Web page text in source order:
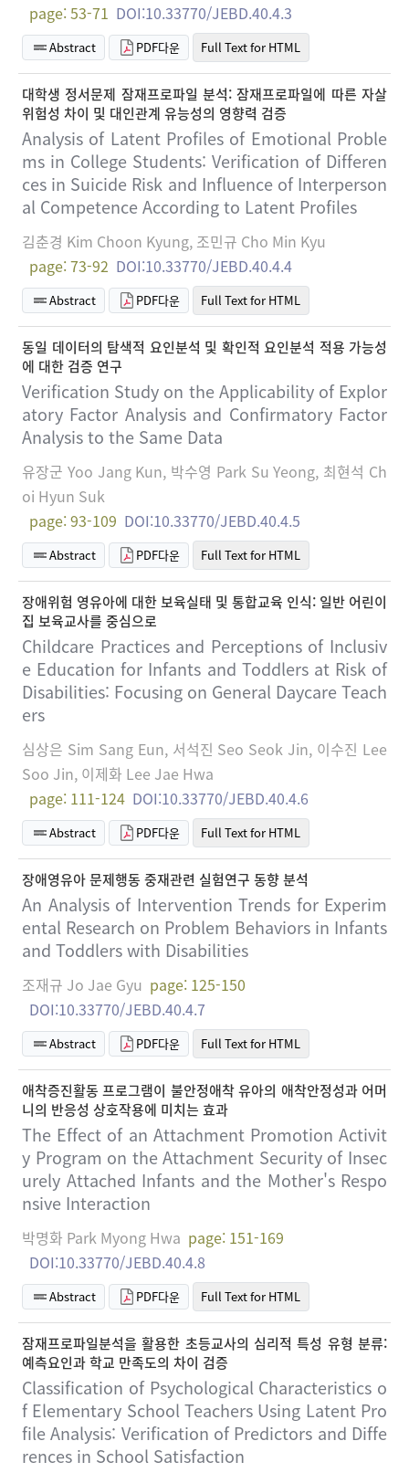
page: 53-71 DOI:10.33770/JEBD.40.4.3
Abstract PDF다운 Full Text for HTML
대학생 정서문제 잠재프로파일 분석: 잠재프로파일에 따른 자살
위험성 차이 및 대인관계 유능성의 영향력 검증
Analysis of Latent Profiles of Emotional Proble
ms in College Students: Verification of Differen
ces in Suicide Risk and Influence of Interperson
al Competence According to Latent Profiles
김춘경 Kim Choon Kyung, 조민규 Cho Min Kyu
page: 73-92 DOI:10.33770/JEBD.40.4.4
Abstract PDF다운 Full Text for HTML
동일 데이터의 탐색적 요인분석 및 확인적 요인분석 적용 가능성
에 대한 검증 연구
Verification Study on the Applicability of Explor
atory Factor Analysis and Confirmatory Factor
Analysis to the Same Data
유장군 Yoo Jang Kun, 박수영 Park Su Yeong, 최현석 Ch
oi Hyun Suk
page: 93-109 DOI:10.33770/JEBD.40.4.5
Abstract PDF다운 Full Text for HTML
장애위험 영유아에 대한 보육실태 및 통합교육 인식: 일반 어린이
집 보육교사를 중심으로
Childcare Practices and Perceptions of Inclusiv
e Education for Infants and Toddlers at Risk of
Disabilities: Focusing on General Daycare Teach
ers
심상은 Sim Sang Eun, 서석진 Seo Seok Jin, 이수진 Lee
Soo Jin, 이제화 Lee Jae Hwa
page: 111-124 DOI:10.33770/JEBD.40.4.6
Abstract PDF다운 Full Text for HTML
장애영유아 문제행동 중재관련 실험연구 동향 분석
An Analysis of Intervention Trends for Experim
ental Research on Problem Behaviors in Infants
and Toddlers with Disabilities
조재규 Jo Jae Gyu page: 125-150
DOI:10.33770/JEBD.40.4.7
Abstract PDF다운 Full Text for HTML
애착증진활동 프로그램이 불안정애착 유아의 애착안정성과 어머
니의 반응성 상호작용에 미치는 효과
The Effect of an Attachment Promotion Activit
y Program on the Attachment Security of Insec
urely Attached Infants and the Mother's Respo
nsive Interaction
박명화 Park Myong Hwa page: 151-169
DOI:10.33770/JEBD.40.4.8
Abstract PDF다운 Full Text for HTML
잠재프로파일분석을 활용한 초등교사의 심리적 특성 유형 분류:
예측요인과 학교 만족도의 차이 검증
Classification of Psychological Characteristics o
f Elementary School Teachers Using Latent Pro
file Analysis: Verification of Predictors and Diffe
rences in School Satisfaction